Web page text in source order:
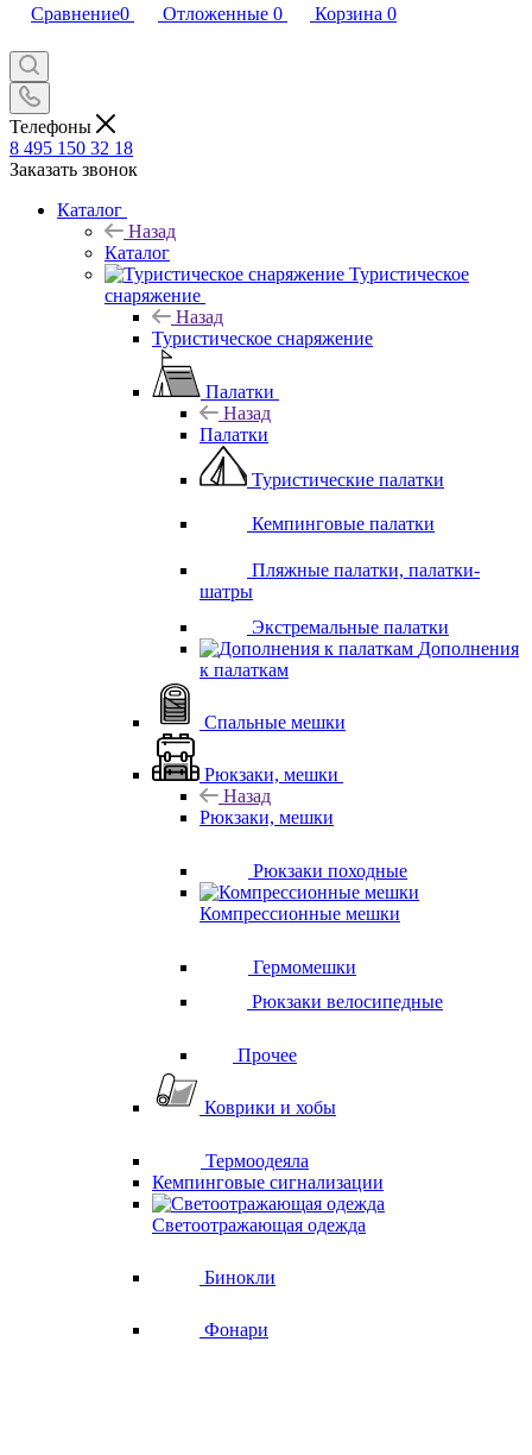
Сравнение0 Отложенные 0 Корзина 0
Телефоны
8 495 150 32 18
Заказать звонок
Каталог
Назад
Каталог
Туристическое
снаряжение
Назад
Туристическое снаряжение
Палатки
Назад
Палатки
Туристические палатки
Кемпинговые палатки
Пляжные палатки, палатки-
шатры
Экстремальные палатки
Дополнения
к палаткам
Спальные мешки
Рюкзаки, мешки
Назад
Рюкзаки, мешки
Рюкзаки походные
Компрессионные мешки
Гермомешки
Рюкзаки велосипедные
Прочее
Коврики и хобы
Термоодеяла
Кемпинговые сигнализации
Светоотражающая одежда
Бинокли
Фонари